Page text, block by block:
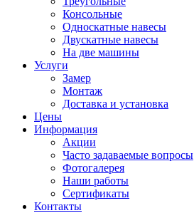
Консольные
Односкатные навесы
Двускатные навесы
На две машины
Услуги
Замер
Монтаж
Доставка и установка
Цены
Информация
Акции
Часто задаваемые вопросы
Фотогалерея
Наши работы
Сертификаты
Контакты